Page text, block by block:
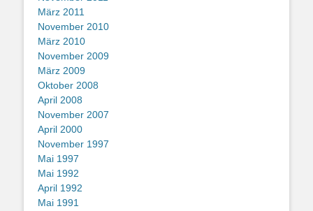
März 2011
November 2010
März 2010
November 2009
März 2009
Oktober 2008
April 2008
November 2007
April 2000
November 1997
Mai 1997
Mai 1992
April 1992
Mai 1991